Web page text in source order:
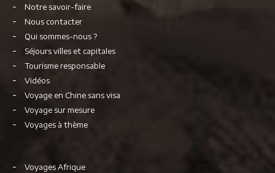
Notre savoir-faire
Nous contacter
Qui sommes-nous ?
Séjours villes et capitales
Tourisme responsable
Vidéos
Voyage en Chine sans visa
Voyage sur mesure
Voyages à thème
Voyages Afrique